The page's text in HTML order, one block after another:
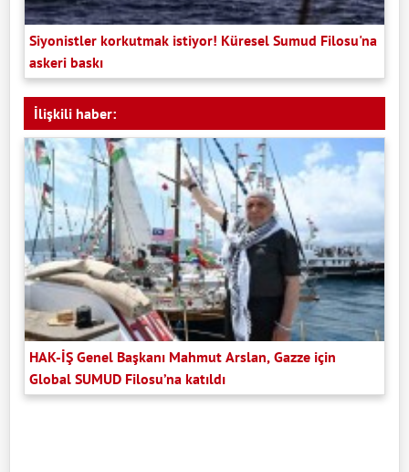
Siyonistler korkutmak istiyor! Küresel Sumud Filosu'na
askeri baskı
İlişkili haber:
HAK-İŞ Genel Başkanı Mahmut Arslan, Gazze için
Global SUMUD Filosu’na katıldı